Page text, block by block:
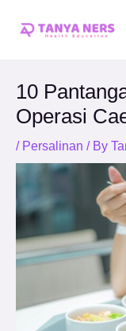
10
Operasi
/ Persalinan / By
navigation